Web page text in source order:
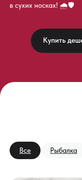
в сухих носках! 🌧️🛡️
Купить
Все Рыбалка